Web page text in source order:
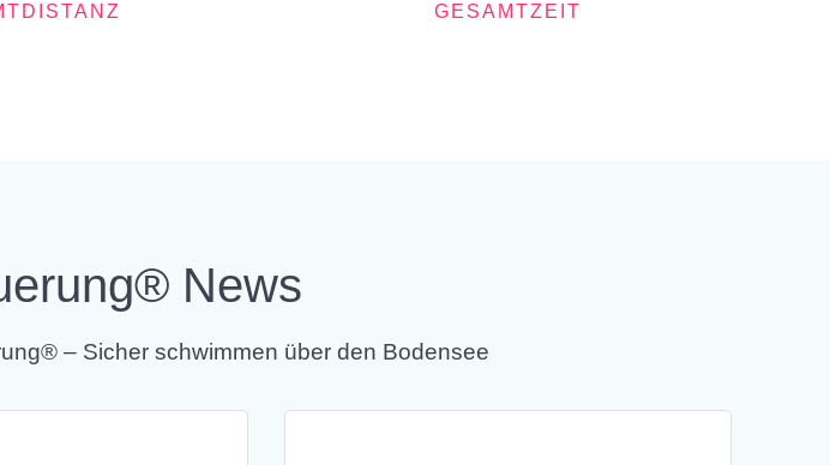
GESAMTZEIT
News
– Sicher schwimmen über den Bodensee